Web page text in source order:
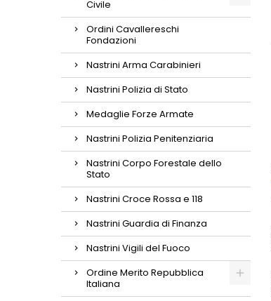
Civile
Ordini Cavallereschi
Fondazioni
Nastrini Arma Carabinieri
Nastrini Polizia di Stato
Medaglie Forze Armate
Nastrini Polizia Penitenziaria
Nastrini Corpo Forestale dello
Stato
Nastrini Croce Rossa e 118
Nastrini Guardia di Finanza
Nastrini Vigili del Fuoco
Ordine Merito Repubblica
Italiana